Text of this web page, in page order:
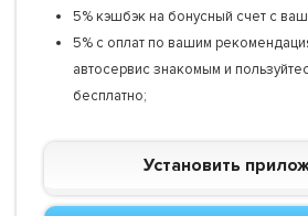
5% кэшбэк на бонусный счет с
5% с оплат по вашим
автосервис знакомым и
бесплатно;
Установить